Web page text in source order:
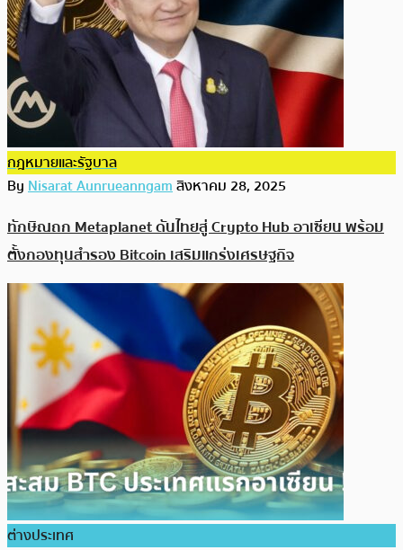
กฎหมายและรัฐบาล
ByNisarat Aunrueanngamสิงหาคม 28, 2025
ทักษิณถก Metaplanet ดันไทยสู่ Crypto Hub อาเซียน พร้อม
ตั้งกองทุนสำรอง Bitcoin เสริมแกร่งเศรษฐกิจ
ต่างประเทศ